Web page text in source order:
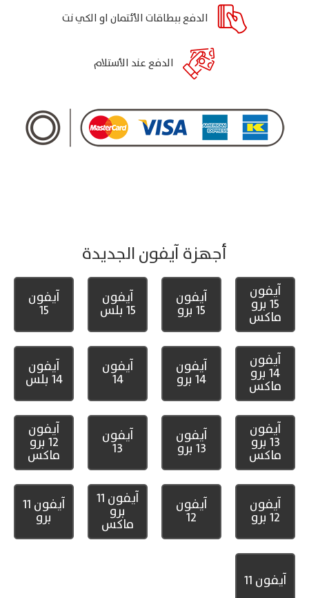
الدفع ببطاقات الأئتمان او الكي نت
الدفع عند الأستلام
أجهزة آيفون الجديدة
آيفون
15 برو
ماكس
آيفون
15 برو
آيفون
15 بلس
آيفون
15
آيفون
14 برو
ماكس
آيفون
14 برو
آيفون
14
آيفون
14 بلس
آيفون
13 برو
ماكس
آيفون
13 برو
آيفون
13
آيفون
12 برو
ماكس
آيفون
12 برو
آيفون
12
آيفون 11
برو
ماكس
آيفون 11
برو
آيفون 11